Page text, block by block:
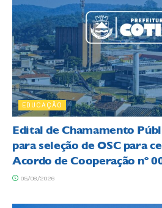
EDUCAÇÃO
Edital de Chamamento
para seleção de OSC para
Acordo de Cooperação nº
05/08/2026